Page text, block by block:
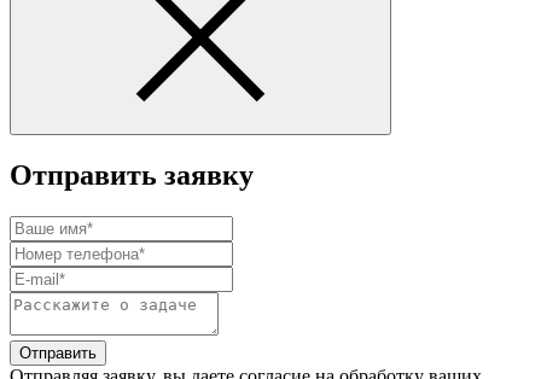
Отправить заявку
Отправить